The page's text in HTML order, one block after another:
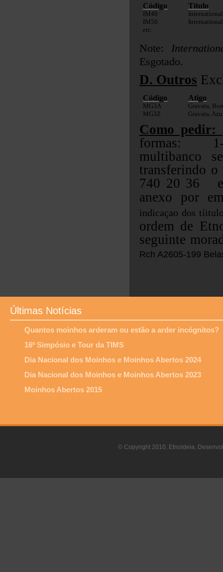
Código Título
IM49
IM50
etc.
Note:
Esgotado.
D. Outros
Código Atigo
MG3A
Gravata,
MG3Z
Gravata,
Como pedir:
formas:
multibanco
transferindo
740 20 36 e
anexo por
indicaçao dos
ordem de
seguinte
Rch A2605-199
Últimas Notícias
Quantos moinhos arderam ou estão a arder incógnitos?
16º Simpósio e Tour da TIMS
Dia Nacional dos Moinhos e Moinhos Abertos 2024
Dia Nacional dos Moinhos e Moinhos Abertos 2023
Moinhos Abertos 2015
© Copyright 2010, Etnoideia,